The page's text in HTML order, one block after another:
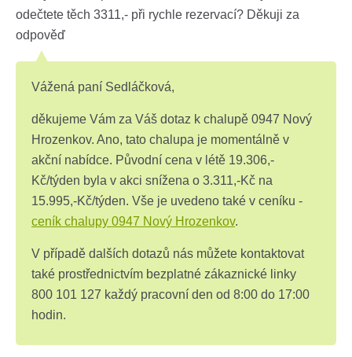
odečtete těch 3311,- při rychle rezervací? Děkuji za
odpověď
Vážená paní Sedláčková,
děkujeme Vám za Váš dotaz k chalupě 0947 Nový
Hrozenkov. Ano, tato chalupa je momentálně v
akční nabídce. Původní cena v létě 19.306,-
Kč/týden byla v akci snížena o 3.311,-Kč na
15.995,-Kč/týden. Vše je uvedeno také v ceníku -
ceník chalupy 0947 Nový Hrozenkov.
V případě dalších dotazů nás můžete kontaktovat
také prostřednictvím bezplatné zákaznické linky
800 101 127 každý pracovní den od 8:00 do 17:00
hodin.